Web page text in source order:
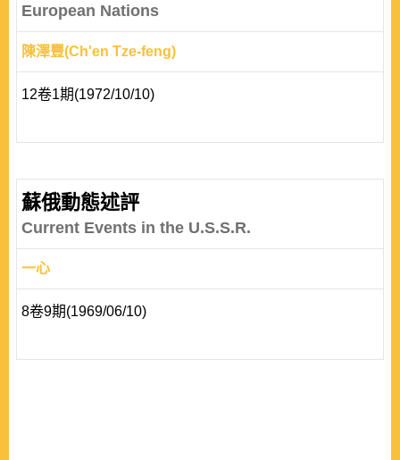
European Nations
陳澤豐(Ch'en Tze-feng)
12卷1期(1972/10/10)
蘇俄動態述評
Current Events in the U.S.S.R.
一心
8卷9期(1969/06/10)